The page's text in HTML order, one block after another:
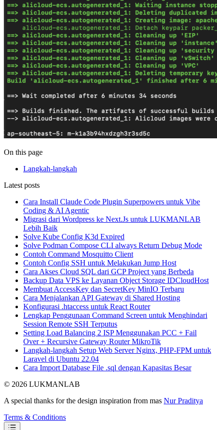
On this page
Langkah-langkah
Latest posts
Cara Install Claude Code Plugin Superpowers untuk Vibe
Coding & AI Agentic
Migrasi dari Wordpress ke Next.Js untuk LUKMANLAB
Lebih Baik
Solve Kube Config K3d Expired
Solve Podman Compose CLI always Return Debug Mode
Contoh Command Mosquitto Client
Contoh Config SSH untuk Melakukan Jump Host
Cara Akses Cloud SQL dari GCP Project yang Berbeda
Backup Data VPS ke Layanan Object Storage IDCloudHost
Membuat AccessKey dan SecretKey MinIO Terbaru
Cara Menjalankan API Gateway di Shared Hosting
Konfigurasi .htaccess untuk React Router
Lengkap Penggunaan Command Screen untuk Menghindari
Session Remote SSH Terputus
Setting Load Balancing 2 ISP Menggunakan PCC + Fail
Over + Recursive Gateway Router MikroTik
Langkah-langkah Setup Web Server Nginx, PHP-FPM untuk
Laravel di Ubuntu 22.04
Cara Import Database File .sql dengan Kapasitas Besar
© 2026 LUKMANLAB
A special thanks for the design inspiration from mas Nur Praditya
Terms & Conditions